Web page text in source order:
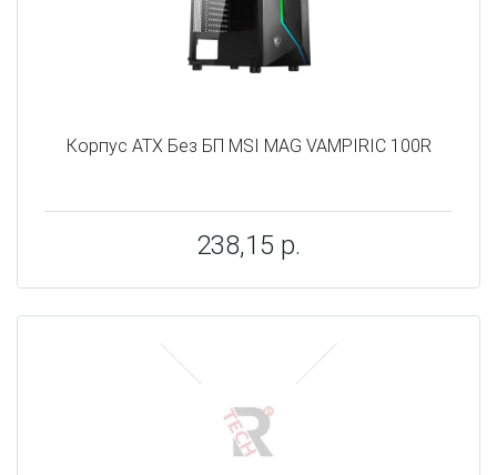
Корпус ATX Без БП MSI MAG VAMPIRIC 100R
238,15 р.